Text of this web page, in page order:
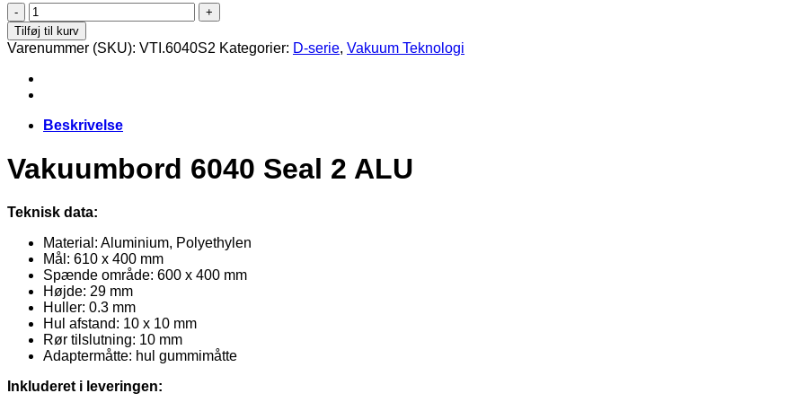
Vakuumbord
6040
Seal
2
ALU
antal
Tilføj til kurv
Varenummer (SKU): VTI.6040S2 Kategorier: D-serie, Vakuum Teknologi
Beskrivelse
Vakuumbord 6040 Seal 2 ALU
Teknisk data:
Material: Aluminium, Polyethylen
Mål: 610 x 400 mm
Spænde område: 600 x 400 mm
Højde: 29 mm
Huller: 0.3 mm
Hul afstand: 10 x 10 mm
Rør tilslutning: 10 mm
Adaptermåtte: hul gummimåtte
Inkluderet i leveringen: